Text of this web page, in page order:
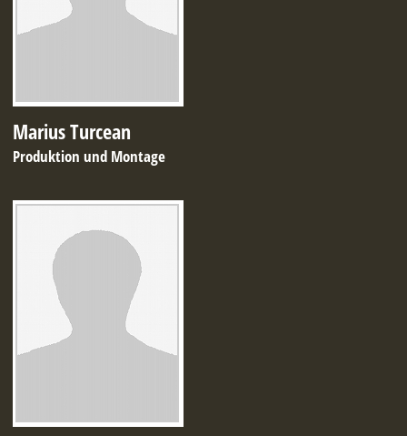
Marius Turcean
Produktion und Montage